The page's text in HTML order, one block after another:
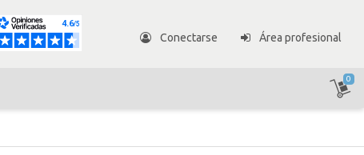
Conectarse Área profesional
0